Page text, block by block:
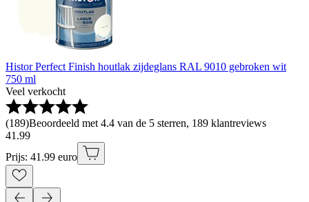
Histor Perfect Finish houtlak zijdeglans RAL 9010 gebroken wit
750 ml
Veel verkocht
(189)Beoordeeld met 4.4 van de 5 sterren, 189 klantreviews
41 .99
Prijs: 41.99 euro